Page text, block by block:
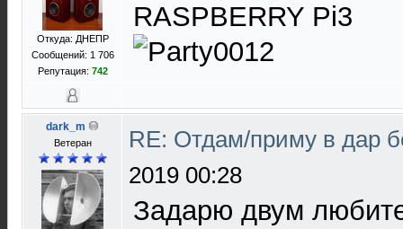
Откуда: ДНЕПР
Сообщений: 1 706
Репутация: 742
RASPBERRY Pi3
dark_m
Ветеран
RE: Отдам/приму в дар
2019 00:28
Задарю двум